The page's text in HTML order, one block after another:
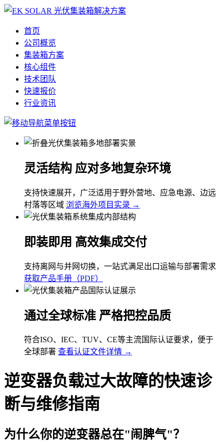
首页
公司概览
集装箱方案
核心组件
技术团队
快速报价
行业资讯
灵活结构 应对多地复杂环境
支持快速展开，广泛适用于野外营地、应急电源、边远
村落等区域 浏览海外项目实录 →
即装即用 高效集成交付
支持离网与并网切换，一站式满足出口运输与部署需求
获取产品手册（PDF）
通过全球标准 严格把控品质
符合ISO、IEC、TUV、CE等主流国际认证要求，便于
全球部署 查看认证文件详情 →
逆变器负载过大故障的快速诊
断与维修指南
为什么你的逆变器总在"闹脾气"？